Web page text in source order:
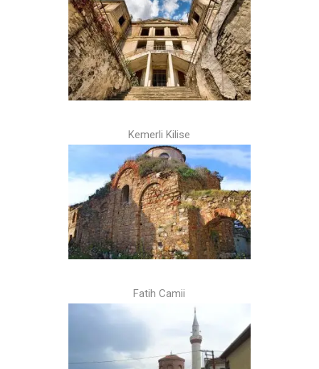
Kemerli Kilise
Fatih Camii